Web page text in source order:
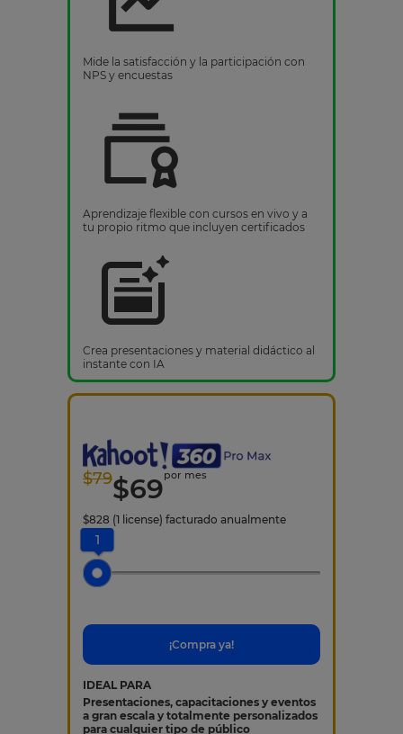
Mide la satisfacción y la participación con
NPS y encuestas
Aprendizaje flexible con cursos en vivo y a
tu propio ritmo que incluyen certificados
Crea presentaciones y material didáctico al
instante con IA
$79$69por mes
$828 (1 license) facturado anualmente
1
¡Compra ya!
IDEAL PARA
Presentaciones, capacitaciones y eventos
a gran escala y totalmente personalizados
para cualquier tipo de público